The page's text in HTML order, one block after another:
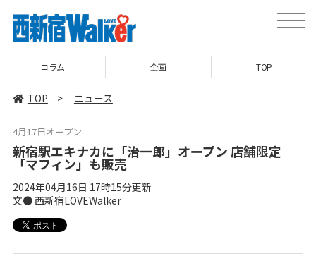
toggle
コラム 企画 TOP
TOP > ニュース
4月17日オープン
新宿駅エキナカに「治一郎」オープン 店舗限定
「マフィン」も販売
2024年04月16日 17時15分更新
文● 西新宿LOVEWalker